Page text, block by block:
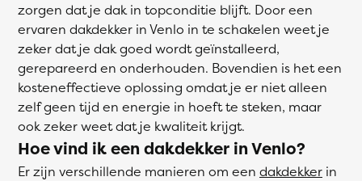
zorgen dat je dak in topconditie blijft. Door een
ervaren dakdekker in Venlo in te schakelen weet je
zeker dat je dak goed wordt geïnstalleerd,
gerepareerd en onderhouden. Bovendien is het een
kosteneffectieve oplossing omdat je er niet alleen
zelf geen tijd en energie in hoeft te steken, maar
ook zeker weet dat je kwaliteit krijgt.
Hoe vind ik een dakdekker in Venlo?
Er zijn verschillende manieren om een dakdekker in